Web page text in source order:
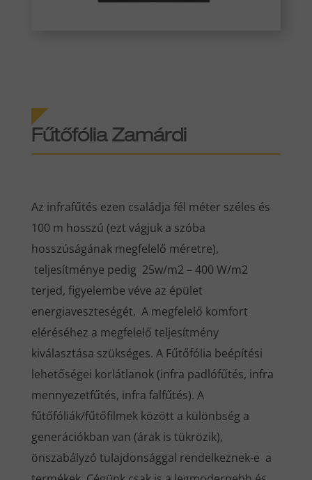
Fűtőfólia Zamárdi
Az infrafűtés ezen családja fél méter széles és
100 m hosszú (ezt vágjuk a szóba
hosszúságának megfelelő méretre),
teljesítménye pedig 25w/m2 – 400 W/m2
terjed, figyelembe véve az épület
energiaveszteségét. A megfelelő komfort
eléréséhez a megfelelő teljesítmény
kiválasztása szükséges. A Fűtőfólia beépítési
lehetőségei korlátlanok (infra padlófűtés, infra
mennyezetfűtés, infra falfűtés). A
fűtőfóliák/fűtőfilmek között a különbség a
generációkban van (árak is tükrözik),
önszabályzó tulajdonsággal rendelkeznek-e a